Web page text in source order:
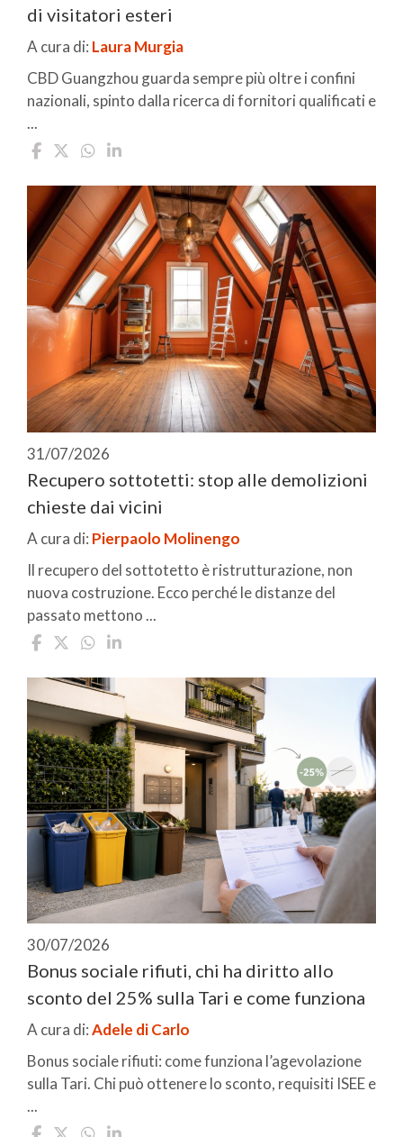
di visitatori esteri
A cura di: Laura Murgia
CBD Guangzhou guarda sempre più oltre i confini
nazionali, spinto dalla ricerca di fornitori qualificati e
...
31/07/2026
Recupero sottotetti: stop alle demolizioni
chieste dai vicini
A cura di: Pierpaolo Molinengo
Il recupero del sottotetto è ristrutturazione, non
nuova costruzione. Ecco perché le distanze del
passato mettono ...
30/07/2026
Bonus sociale rifiuti, chi ha diritto allo
sconto del 25% sulla Tari e come funziona
A cura di:Adele di Carlo
Bonus sociale rifiuti: come funziona l’agevolazione
sulla Tari. Chi può ottenere lo sconto, requisiti ISEE e
...